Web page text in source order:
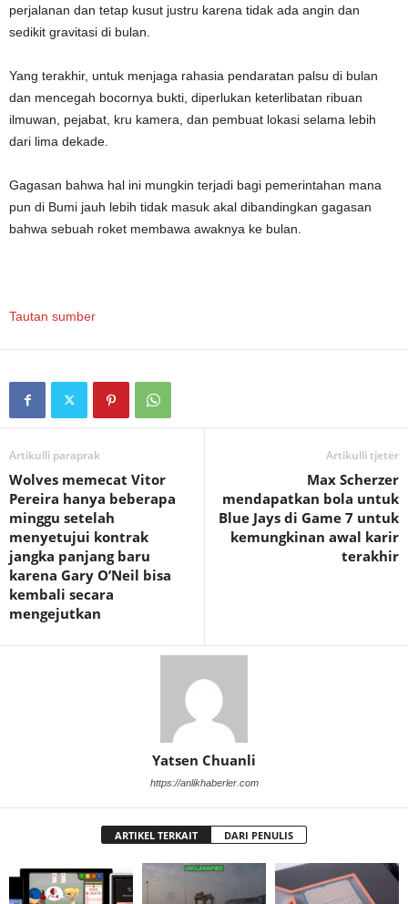
perjalanan dan tetap kusut justru karena tidak ada angin dan
sedikit gravitasi di bulan.
Yang terakhir, untuk menjaga rahasia pendaratan palsu di bulan
dan mencegah bocornya bukti, diperlukan keterlibatan ribuan
ilmuwan, pejabat, kru kamera, dan pembuat lokasi selama lebih
dari lima dekade.
Gagasan bahwa hal ini mungkin terjadi bagi pemerintahan mana
pun di Bumi jauh lebih tidak masuk akal dibandingkan gagasan
bahwa sebuah roket membawa awaknya ke bulan.
Tautan sumber
Artikulli paraprak
Wolves memecat Vitor
Pereira hanya beberapa
minggu setelah
menyetujui kontrak
jangka panjang baru
karena Gary O’Neil bisa
kembali secara
mengejutkan
Artikulli tjetër
Max Scherzer
mendapatkan bola untuk
Blue Jays di Game 7 untuk
kemungkinan awal karir
terakhir
Yatsen Chuanli
https://anlikhaberler.com
ARTIKEL TERKAIT DARI PENULIS